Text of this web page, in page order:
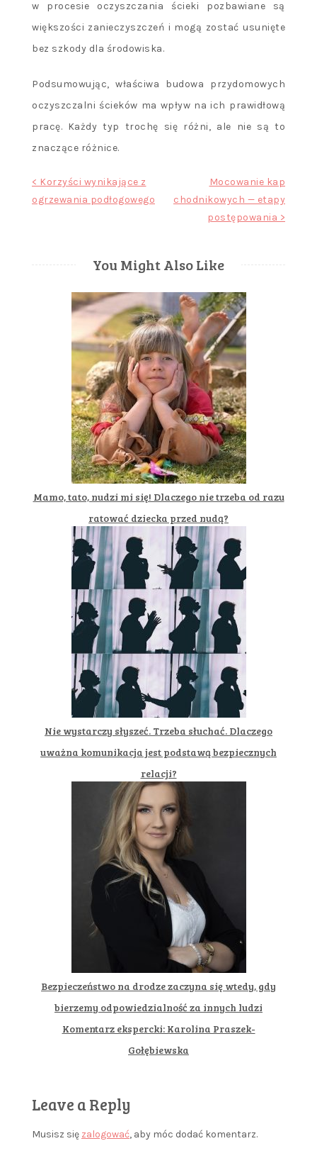
w procesie oczyszczania ścieki pozbawiane są
większości zanieczyszczeń i mogą zostać usunięte
bez szkody dla środowiska.
Podsumowując, właściwa budowa przydomowych
oczyszczalni ścieków ma wpływ na ich prawidłową
pracę. Każdy typ trochę się różni, ale nie są to
znaczące różnice.
Nawigacja
wpisu
< Korzyści wynikające z
ogrzewania podłogowego
Mocowanie kap
chodnikowych — etapy
postępowania >
You Might Also Like
Mamo, tato, nudzi mi się! Dlaczego nie trzeba od razu
ratować dziecka przed nudą?
Nie wystarczy słyszeć. Trzeba słuchać. Dlaczego
uważna komunikacja jest podstawą bezpiecznych
relacji?
Bezpieczeństwo na drodze zaczyna się wtedy, gdy
bierzemy odpowiedzialność za innych ludzi
Komentarz ekspercki: Karolina Praszek-
Gołębiewska
Leave a Reply
Musisz się zalogować, aby móc dodać komentarz.